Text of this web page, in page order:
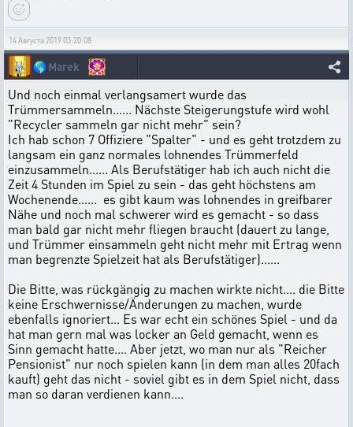
14 Августа 2019 03:20:08
🌎Marek
Und noch einmal verlangsamert wurde das
Trümmersammeln...... Nächste Steigerungstufe wird wohl
"Recycler sammeln gar nicht mehr" sein?
Ich hab schon 7 Offiziere "Spalter" - und es geht trotzdem zu
langsam ein ganz normales lohnendes Trümmerfeld
einzusammeln...... Als Berufstätiger hab ich auch nicht die
Zeit 4 Stunden im Spiel zu sein - das geht höchstens am
Wochenende...... es gibt kaum was lohnendes in greifbarer
Nähe und noch mal schwerer wird es gemacht - so dass
man bald gar nicht mehr fliegen braucht (dauert zu lange,
und Trümmer einsammeln geht nicht mehr mit Ertrag wenn
man begrenzte Spielzeit hat als Berufstätiger)......
Die Bitte, was rückgängig zu machen wirkte nicht.... die Bitte
keine Erschwernisse/Änderungen zu machen, wurde
ebenfalls ignoriert... Es war echt ein schönes Spiel - und da
hat man gern mal was locker an Geld gemacht, wenn es
Sinn gemacht hatte.... Aber jetzt, wo man nur als "Reicher
Pensionist" nur noch spielen kann (in dem man alles 20fach
kauft) geht das nicht - soviel gibt es in dem Spiel nicht, dass
man so daran verdienen kann....